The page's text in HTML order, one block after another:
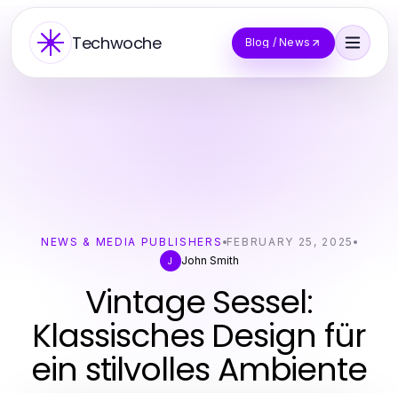
Techwoche Blog / News
NEWS & MEDIA PUBLISHERS FEBRUARY 25, 2025
J
John Smith
Vintage Sessel:
Klassisches Design für
ein stilvolles Ambiente